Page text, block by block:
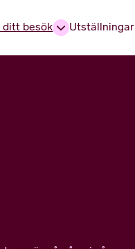
ditt besök Utställningar